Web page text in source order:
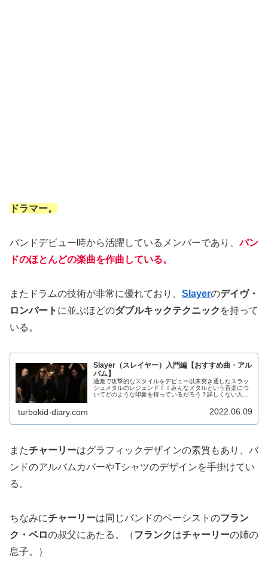
ドラマー。
バンドデビュー時から活躍しているメンバーであり、バン
ドのほとんどの楽曲を作曲している。
またドラムの技術が非常に優れており、 Slayerのデイヴ・
ロンバート に並ぶほどのダブルキックテクニック を持って
いる。
Slayer（スレイヤー）入門編【おすすめ曲・アル
バム】
過激で攻撃的なスタイルをデビュー以来突き通したスラッ
シュメタルのレジェンド！！みんなメタルという音楽につ
いてどのような印象を持っているだろう？詳しくない人の
turbokid-diary.com 2022.06.09
またチャーリーはグラフィックデザインの素質もあり、バ
ンドのアルバムカバーやTシャツのデザインを手掛けてい
る。
ちなみにチャーリーは同じバンドのベーシストのフラン
ク・ベロの叔父にあたる。（フランクはチャーリーの姉の
息子。）